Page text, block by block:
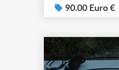
lot de 4.
90.00 Euro €